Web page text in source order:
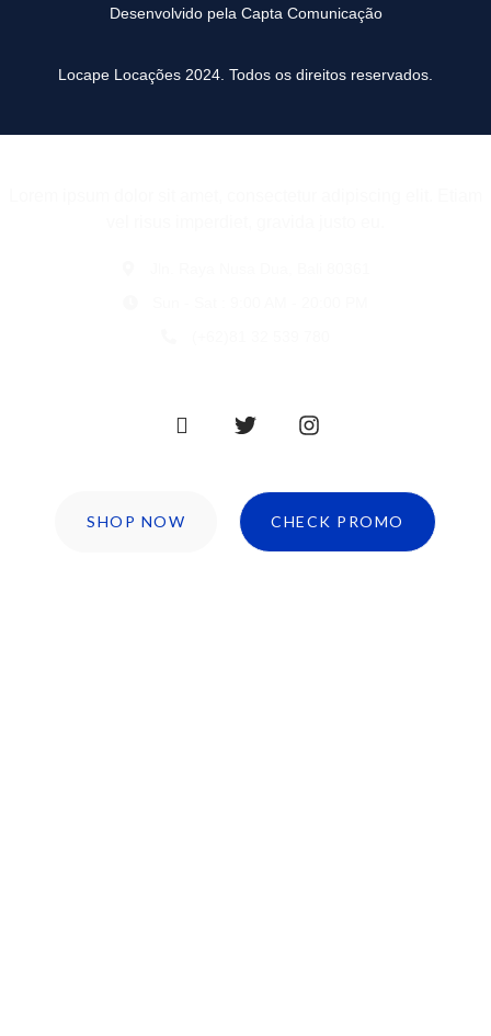
Locape Locações 2024. Todos os direitos reservados.
Desenvolvido pela Capta Comunicação
SHOP NOW CHECK PROMO